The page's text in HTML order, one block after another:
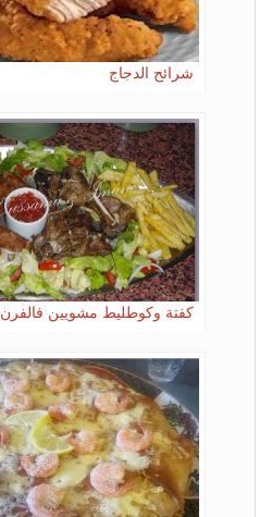
شرائح الدجاج
كفتة وكوطليط مشويين فالفرن